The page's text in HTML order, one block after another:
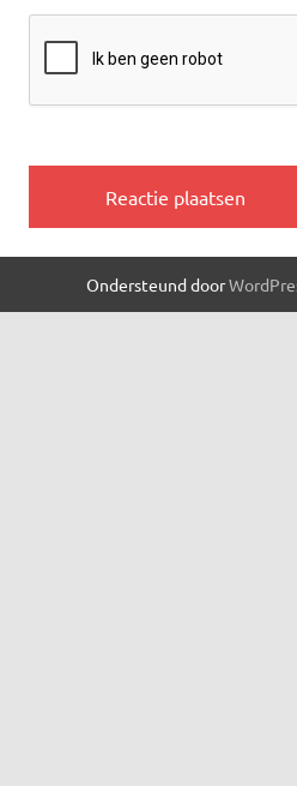
Ondersteund door